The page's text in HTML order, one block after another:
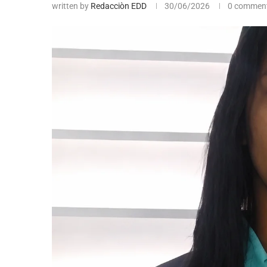
written by Redacciòn EDD 30/06/2026 0